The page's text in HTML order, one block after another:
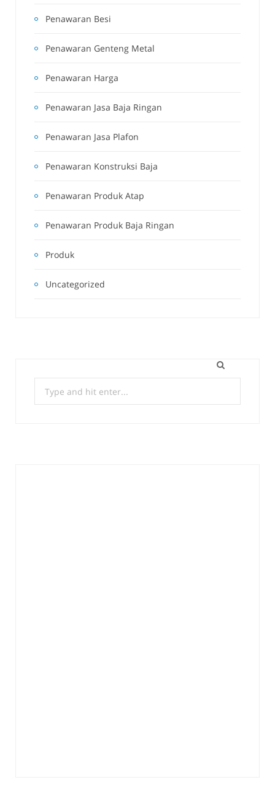
Penawaran Besi
Penawaran Genteng Metal
Penawaran Harga
Penawaran Jasa Baja Ringan
Penawaran Jasa Plafon
Penawaran Konstruksi Baja
Penawaran Produk Atap
Penawaran Produk Baja Ringan
Produk
Uncategorized